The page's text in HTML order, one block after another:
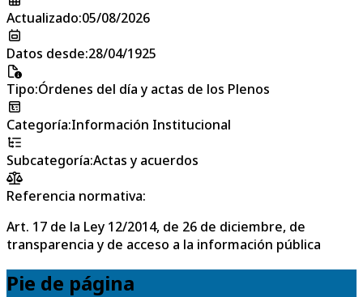
Actualizado:05/08/2026
Datos desde:28/04/1925
Tipo:Órdenes del día y actas de los Plenos
Categoría:Información Institucional
Subcategoría:Actas y acuerdos
Referencia normativa:
Art. 17 de la Ley 12/2014, de 26 de diciembre, de
transparencia y de acceso a la información pública
Pie de página